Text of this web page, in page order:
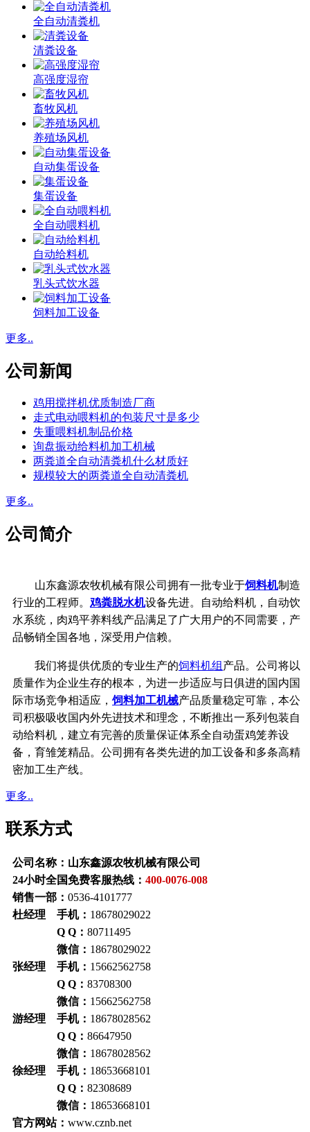
全自动清粪机
清粪设备
高强度湿帘
畜牧风机
养殖场风机
自动集蛋设备
集蛋设备
全自动喂料机
自动给料机
乳头式饮水器
饲料加工设备
更多..
公司新闻
鸡用搅拌机优质制造厂商
走式电动喂料机的包装尺寸是多少
失重喂料机制品价格
询盘振动给料机加工机械
两粪道全自动清粪机什么材质好
规模较大的两粪道全自动清粪机
更多..
公司简介
山东鑫源农牧机械有限公司拥有一批专业于饲料机制造
行业的工程师。 鸡粪脱水机设备先进。自动给料机，自动饮
水系统， 肉鸡平养料线产品满足了广大用户的不同需要，产
品畅销全国各地，深受用户信赖。
我们将提供优质的专业生产的饲料机组 产品。公司将以
质量作为企业生存的根本， 为进一步适应与日俱进的国内国
际市场竞争相适应，饲料加工机械产品质量稳定可靠， 本公
司积极吸收国内外先进技术和理念，不断推出一系列包装自
动给料机，建立有完善的质量保证体系全自动蛋鸡笼养设
备，育雏笼精品。公司拥有各类先进的加工设备和多条高精
密加工生产线。
更多..
联系方式
公司名称：山东鑫源农牧机械有限公司
24小时全国免费客服热线： 400-0076-008
销售一部： 0536-4101777
杜经理 手机： 18678029022
Q Q： 80711495
微信： 18678029022
张经理 手机： 15662562758
Q Q： 83708300
微信： 15662562758
游经理 手机： 18678028562
Q Q： 86647950
微信： 18678028562
徐经理 手机： 18653668101
Q Q： 82308689
微信： 18653668101
官方网站： www.cznb.net